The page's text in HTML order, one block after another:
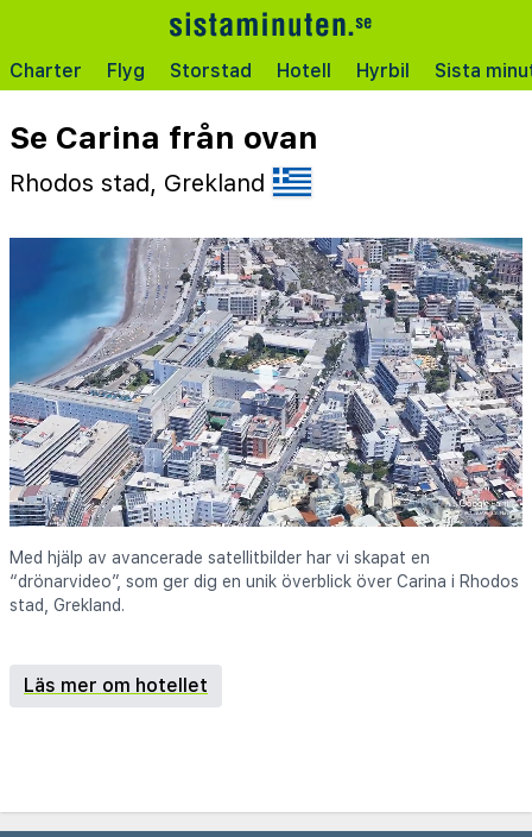
Charter Flyg Storstad Hotell Hyrbil Sista
Se Carina från ovan
Rhodos stad, Grekland
Med hjälp av avancerade satellitbilder har vi skapat en
“drönarvideo”, som ger dig en unik överblick över Carina i Rhodos
stad, Grekland.
Läs mer om hotellet